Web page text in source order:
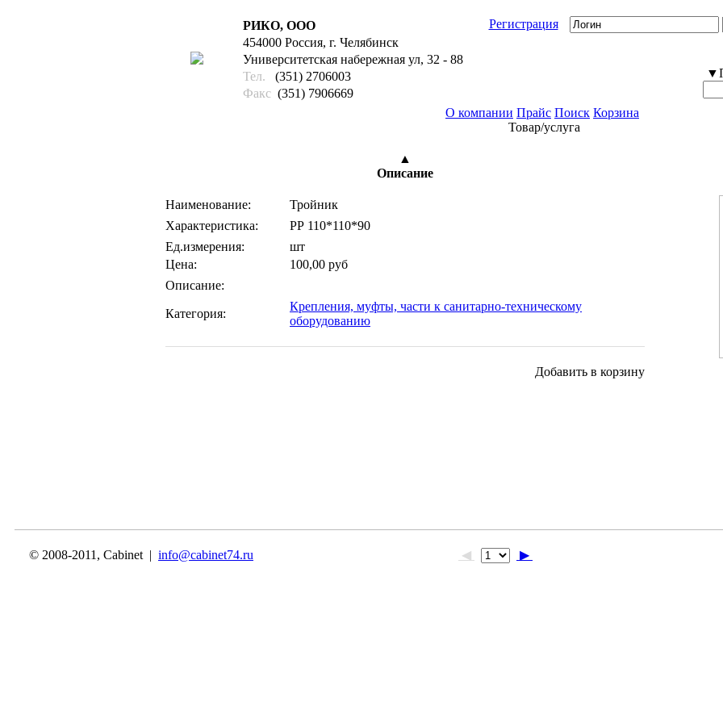
РИКО, ООО
454000 Россия, г. Челябинск
Университетская набережная ул, 32 - 88
Тел.
(351) 2706003
Факс(351) 7906669
Регистрация
О компании Прайс Поиск Корзина
Товар/услуга
▲
Описание
Наименование:
Тройник
Характеристика:
РР 110*110*90
Ед.измерения:
шт
Цена:
100,00 руб
Описание:
Категория:
Крепления, муфты, части к санитарно-техническому
оборудованию
Добавить в корзину
© 2008-2011, Cabinet | info@cabinet74.ru ◀ ▶